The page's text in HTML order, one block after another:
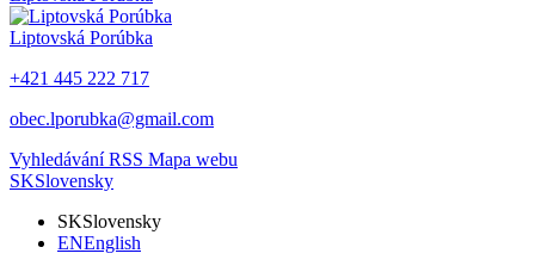
Liptovská Porúbka
+421 445 222 717
obec.lporubka@gmail.com
Vyhledávání RSS Mapa webu
SKSlovensky
SKSlovensky
ENEnglish